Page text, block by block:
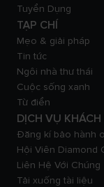
Tuyển Dụng
TẠP CHÍ
Mẹo & giải pháp
Tin tức
Ngôi nhà thư thái
Cuộc sống xanh
Từ điển
DỊCH VỤ
Đăng kí bảo hành
Hội Viên Diamond
Liên Hệ Với Chúng
Tải xuống tài liệu